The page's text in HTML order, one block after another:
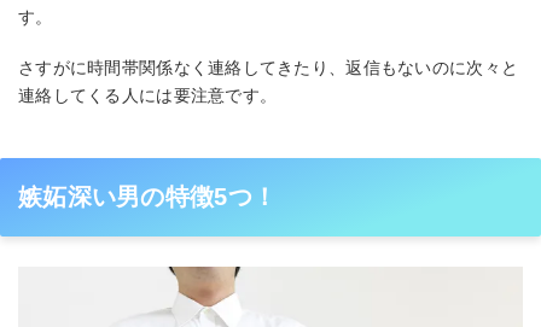
す。
さすがに時間帯関係なく連絡してきたり、返信もないのに次々と
連絡してくる人には要注意です。
嫉妬深い男の特徴5つ！